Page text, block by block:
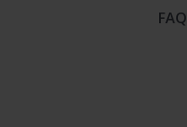
FAQ